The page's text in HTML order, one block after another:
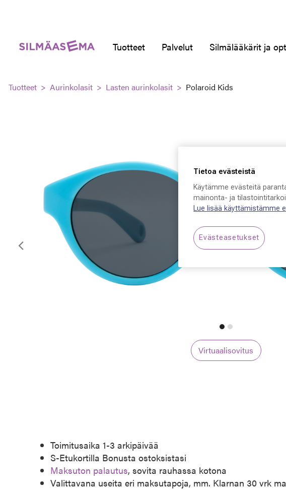
Tuotteet Palvelut Silmälääkärit ja
Tuotteet Aurinkolasit Lasten aurinkolasit Polaroid Kids
Edellinen
Virtuaalisovitus
Toimitusaika 1-3 arkipäivää
S-Etukortilla Bonusta ostoksistasi
Maksuton palautus, sovita rauhassa kotona
Valittavana useita eri maksutapoja, mm. Klarnan 30 vrk
Tietoa evästeistä
Käytämme evästeitä
mainonta- ja
Lue lisää käyttämistämme
Evästeasetukset